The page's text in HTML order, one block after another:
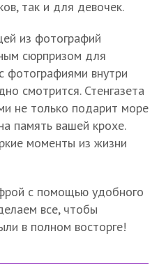
так и для девочек.
из фотографий
сюрпризом для
внутри
смотрится. Стенгазета
не только подарит море
память вашей крохе.
моменты из жизни
с помощью удобного
все, чтобы
в полном восторге!